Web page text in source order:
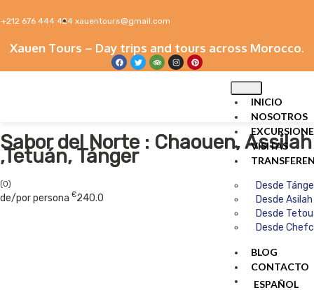
+212 676 444 424 xauentours@gmail.com
Xauen Tours – Day trips and tours across Morocco.
INICIO
NOSOTROS
VISITAS
Desde
Desde Asilah
Desde
Desde
BLOG
CONTACTO
ESPAÑOL
Sabor del Norte : Chaouen, Assilah
,Tetuán, Tánger
(0)
de/por persona €240.0